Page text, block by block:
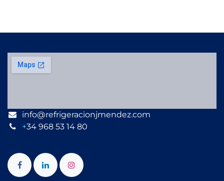
info@refrigeracionjmendez.com
+34 968 53 14 80